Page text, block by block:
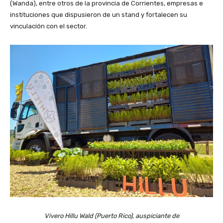
(Wanda), entre otros de la provincia de Corrientes, empresas e
instituciones que dispusieron de un stand y fortalecen su
vinculación con el sector.
Vivero Hillu Wald (Puerto Rico), auspiciante de